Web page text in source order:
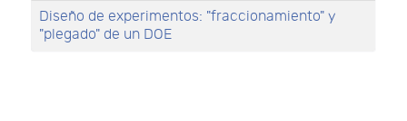
Diseño de experimentos: "fraccionamiento" y
"plegado" de un DOE